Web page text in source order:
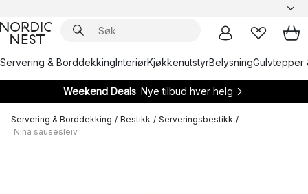
Servering & BorddekkingInteriørKjøkkenutstyrBelysningGulvtepper
Weekend Deals: Nye tilbud hver helg
Servering & Borddekking / Bestikk / Serveringsbestikk /
Nina sausesleiv